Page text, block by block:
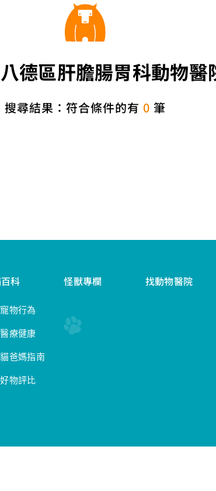
德區肝膽腸胃科動物醫
搜尋結果：符合條件的有 0 筆
科
物行為
療健康
爸媽指南
物評比
怪獸專欄 找動物醫院